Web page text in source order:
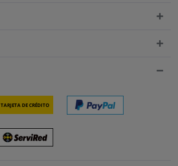
Tarjeta de crédito